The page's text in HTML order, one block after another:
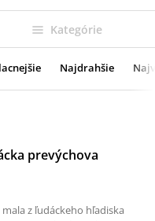
Kategórie
Najdrahšie
prevýchova
mala z ľudáckeho hľadiska